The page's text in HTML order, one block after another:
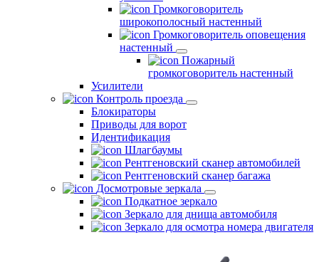
Громкоговоритель
широкополосный настенный
Громкоговоритель оповещения
настенный
Пожарный
громкоговоритель настенный
Усилители
Контроль проезда
Блокираторы
Приводы для ворот
Идентификация
Шлагбаумы
Рентгеновский сканер автомобилей
Рентгеновский сканер багажа
Досмотровые зеркала
Подкатное зеркало
Зеркало для днища автомобиля
Зеркало для осмотра номера двигателя